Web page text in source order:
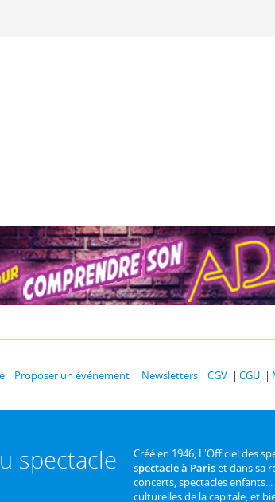
Proposer un événement Newsletters CGV CGU
spectacle
Créé en 1946, L'Officiel des
spectacle à Pariset dans sa
concerts, spectacles
culturelles de la capitale, et